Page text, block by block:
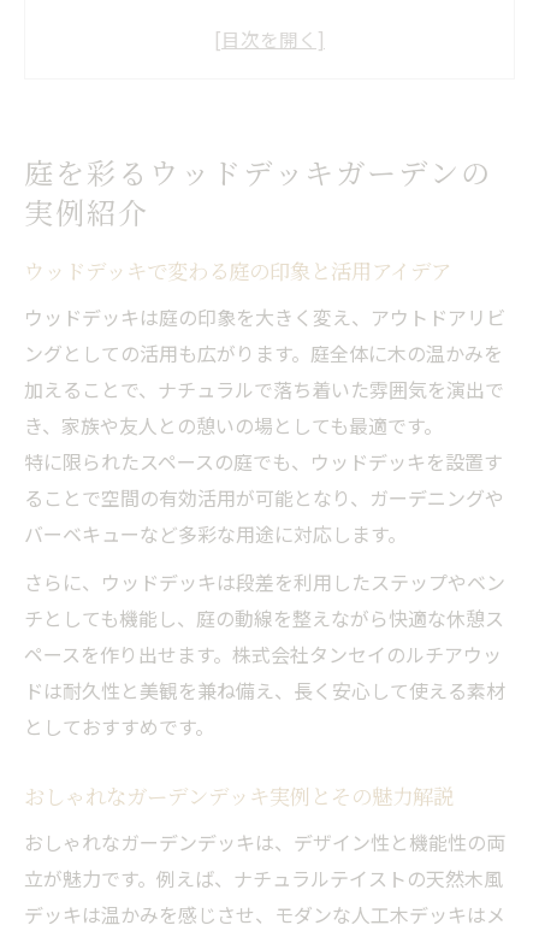
おしゃれなガーデンデッキ実例とその魅力
芝生の庭に合うウッドデッキ配置のポイン
ト
ウッドデッキと庭を調和させるデザインテ
アウトドアリビングに最適なウッドデッキの魅
力
ウッドデッキで広がるアウトドアリビング
快適ガーデンを実現するウッドデッキの特
徴とは
を提案
アウトドアリビングを彩るウッドデッキの
選び方
おしゃれと実用性を両立したウッドデッキ
ガーデン空間を変えるウッドデッキDIYのヒント
ウッドデッキDIYで庭をおしゃれに変身させ
るコツ
初心者でも安心のウッドデッキDIY手順と注
庭を彩るウッドデッキガーデンの
実例紹介
ウッドデッキで変わる庭の印象と活用アイデア
ウッドデッキは庭の印象を大きく変え、アウトドアリビ
ングとしての活用も広がります。庭全体に木の温かみを
加えることで、ナチュラルで落ち着いた雰囲気を演出で
き、家族や友人との憩いの場としても最適です。
特に限られたスペースの庭でも、ウッドデッキを設置す
ることで空間の有効活用が可能となり、ガーデニングや
バーベキューなど多彩な用途に対応します。
さらに、ウッドデッキは段差を利用したステップやベン
チとしても機能し、庭の動線を整えながら快適な休憩ス
ペースを作り出せます。株式会社タンセイのルチアウッ
ドは耐久性と美観を兼ね備え、長く安心して使える素材
としておすすめです。
おしゃれなガーデンデッキ実例とその魅力解説
おしゃれなガーデンデッキは、デザイン性と機能性の両
立が魅力です。例えば、ナチュラルテイストの天然木風
デッキは温かみを感じさせ、モダンな人工木デッキはメ